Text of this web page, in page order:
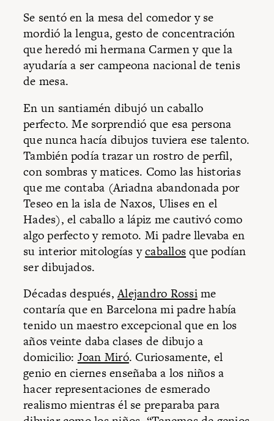
Se sentó en la mesa del comedor y se
mordió la lengua, gesto de concentración
que heredó mi hermana Carmen y que la
ayudaría a ser campeona nacional de tenis
de mesa.
En un santiamén dibujó un caballo
perfecto. Me sorprendió que esa persona
que nunca hacía dibujos tuviera ese talento.
También podía trazar un rostro de perfil,
con sombras y matices. Como las historias
que me contaba (Ariadna abandonada por
Teseo en la isla de Naxos, Ulises en el
Hades), el caballo a lápiz me cautivó como
algo perfecto y remoto. Mi padre llevaba en
su interior mitologías ycaballosque podían
ser dibujados.
Décadas después,Alejandro Rossime
contaría que en Barcelona mi padre había
tenido un maestro excepcional que en los
años veinte daba clases de dibujo a
domicilio: Joan Miró. Curiosamente, el
genio en ciernes enseñaba a los niños a
hacer representaciones de esmerado
realismo mientras él se preparaba para